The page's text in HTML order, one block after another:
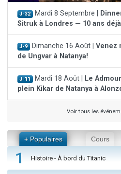
J-32 Mardi 8 Septembre |
Sitruk à Londres — 10 ans déjà
J-9 Dimanche 16 Août | Venez
de Ungvar à Natanya!
J-11 Mardi 18 Août |
Le
plein Kikar de Natanya à
Voir tous les
+ Populaires Cours
1 Histoire - À bord du Titanic